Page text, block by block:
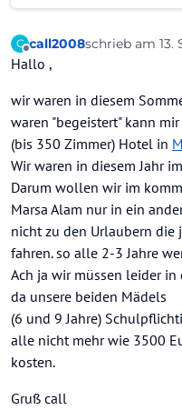
C
Offline
call2008schrieb am 13.
zuletzt editiert
Hallo ,
wir waren in diesem
waren "begeistert" kann
(bis 350 Zimmer) Hotel in
Wir waren in diesem Jahr
Darum wollen wir im
Marsa Alam nur in ein
nicht zu den Urlaubern die
fahren. so alle 2-3 Jahre
Ach ja wir müssen leider in
da unsere beiden Mädels
(6 und 9 Jahre)
alle nicht mehr wie 3500
kosten.
Gruß call